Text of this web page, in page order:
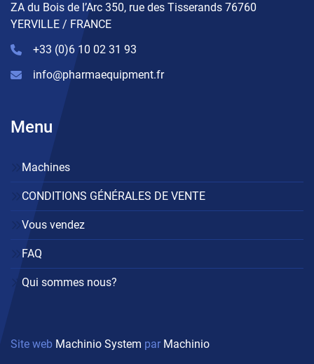
ZA du Bois de l’Arc 350, rue des Tisserands 76760
YERVILLE / FRANCE
+33 (0)6 10 02 31 93
info@pharmaequipment.fr
Menu
Machines
CONDITIONS GÉNÉRALES DE VENTE
Vous vendez
FAQ
Qui sommes nous?
Site web Machinio System par Machinio